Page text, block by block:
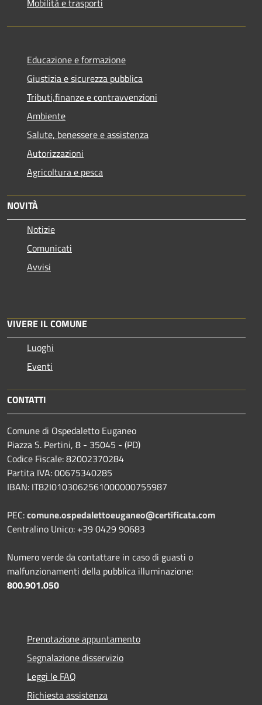
Mobilità e trasporti
Educazione e formazione
Giustizia e sicurezza pubblica
Tributi,finanze e contravvenzioni
Ambiente
Salute, benessere e assistenza
Autorizzazioni
Agricoltura e pesca
NOVITÀ
Notizie
Comunicati
Avvisi
VIVERE IL COMUNE
Luoghi
Eventi
CONTATTI
Comune di Ospedaletto Euganeo
Piazza S. Pertini, 8 - 35045 - (PD)
Codice Fiscale: 82002370284
Partita IVA: 00675340285
IBAN: IT82I0103062561000000755987
PEC:comune.ospedalettoeuganeo@certificata.com
Centralino Unico: +39 0429 90683
Numero verde da contattare in caso di guasti o
malfunzionamenti della pubblica illuminazione:
800.901.050
Prenotazione appuntamento
Segnalazione disservizio
Leggi le FAQ
Richiesta assistenza